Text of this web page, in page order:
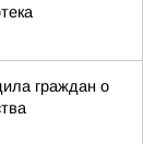
граждан о